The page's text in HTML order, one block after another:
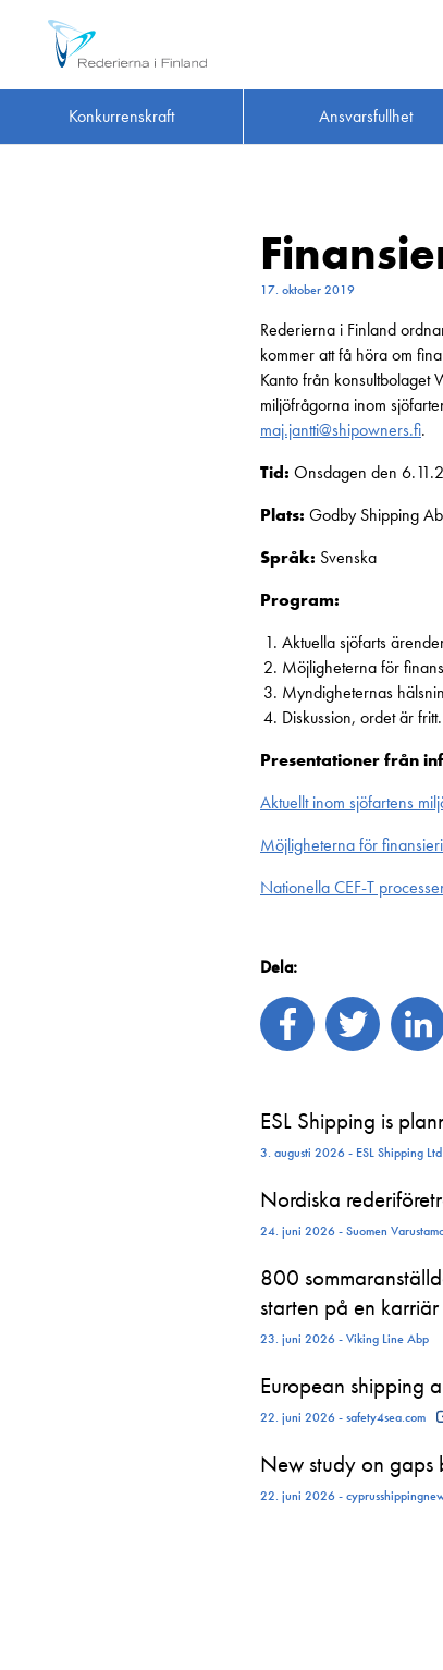
Konkurrenskraft Ansvarsfullhet
17. oktober 2019
Rederierna i Finland
kommer att få höra om
Kanto från konsultbolaget
miljöfrågorna inom
maj.jantti@shipowners.fi.
Tid: Onsdagen den
Plats: Godby Shipping
Språk: Svenska
Program:
Aktuella sjöfarts
Möjligheterna för
Myndigheternas
Diskussion, ordet är fritt.
Presentationer från
Aktuellt inom sjöfartens
Möjligheterna för
Nationella CEF-T
Dela:
ESL Shipping is
3. augusti 2026 - ESL Shipping Ltd
Nordiska
24. juni 2026 - Suomen
800
starten på en karriär
23. juni 2026 - Viking Line Abp
European shipping
22. juni 2026 - safety4sea.com
New study on gaps
22. juni 2026 -